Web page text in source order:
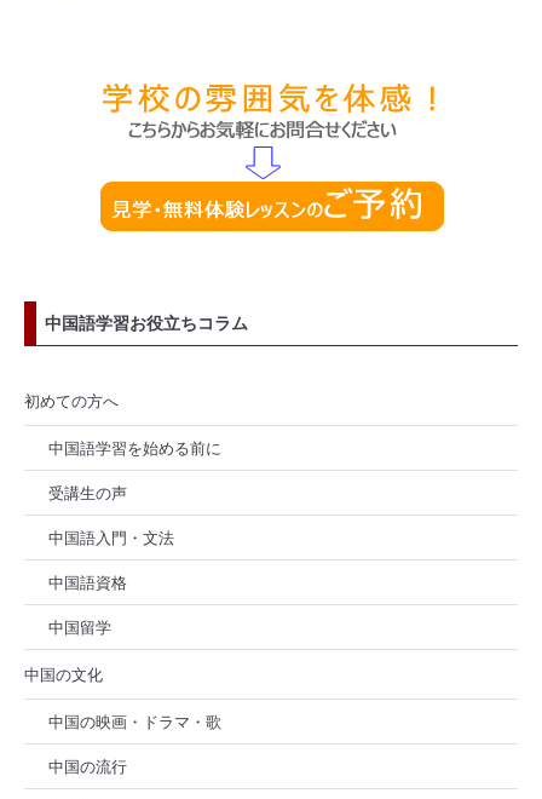
中国語学習お役立ちコラム
初めての方へ
中国語学習を始める前に
受講生の声
中国語入門・文法
中国語資格
中国留学
中国の文化
中国の映画・ドラマ・歌
中国の流行